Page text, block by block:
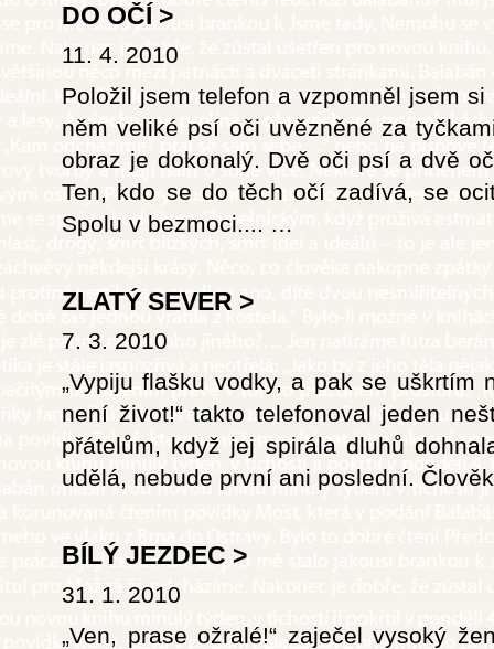
DO OČÍ >
11. 4. 2010
Položil jsem telefon a vzpomněl jsem
něm veliké psí oči uvězněné za
obraz je dokonalý. Dvě oči psí a dvě
Ten, kdo se do těch očí zadívá, se
Spolu v bezmoci.... …
ZLATÝ SEVER >
7. 3. 2010
„Vypiju flašku vodky, a pak se uškrtím
není život!“ takto telefonoval jeden
přátelům, když jej spirála dluhů
udělá, nebude první ani poslední.
BÍLÝ JEZDEC >
31. 1. 2010
„Ven, prase ožralé!“ zaječel vysoký